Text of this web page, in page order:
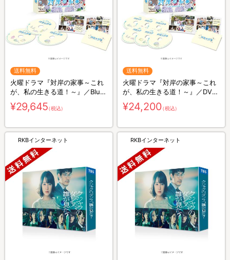
送料無料
火曜ドラマ『対岸の家事～これ
が、私の生きる道！～』／Blu-
ray BOX（送料無料・3枚組）
¥29,645（税込）
送料無料
火曜ドラマ『対岸の家事～これ
が、私の生きる道！～』／DVD-
BOX（送料無料・6枚組）
¥24,200（税込）
RKBインターネット RKBインターネット